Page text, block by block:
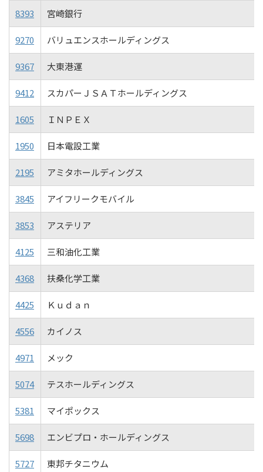
8393 宮崎銀行
9270 バリュエンスホールディングス
9367 大東港運
9412 スカパーＪＳＡＴホールディングス
1605 ＩＮＰＥＸ
1950 日本電設工業
2195 アミタホールディングス
3845 アイフリークモバイル
3853 アステリア
4125 三和油化工業
4368 扶桑化学工業
4425 Ｋｕｄａｎ
4556 カイノス
4971 メック
5074 テスホールディングス
5381 マイポックス
5698 エンビプロ・ホールディングス
5727 東邦チタニウム